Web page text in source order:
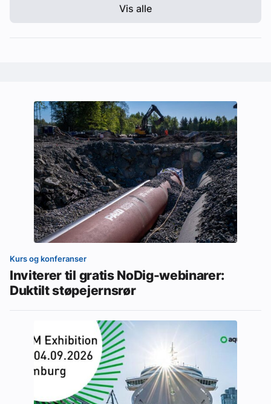
Vis alle
Kurs og konferanser
Inviterer til gratis NoDig-webinarer:
Duktilt støpejernsrør